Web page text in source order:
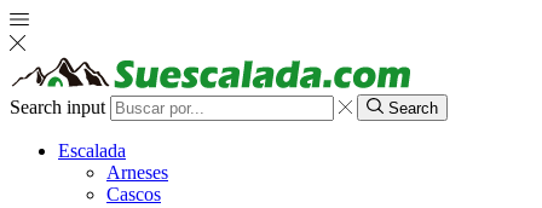
Search input Search
Escalada
Arneses
Cascos